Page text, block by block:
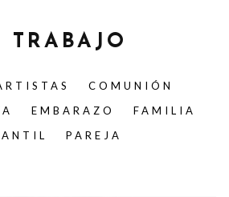
TRABAJO
COMUNIÓN
EMBARAZO
FAMILIA
PAREJA